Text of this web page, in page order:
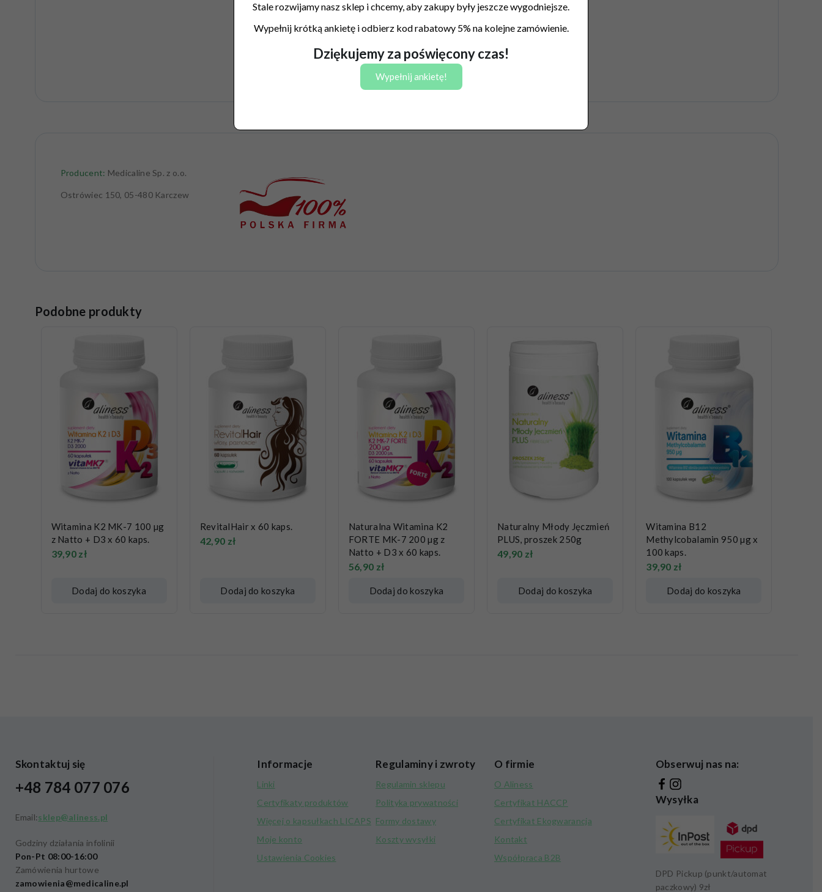
Producent: Medicaline Sp. z o.o.
Ostrówiec 150, 05-480 Karczew
Podobne produkty
Witamina K2 MK-7 100 µg
z Natto + D3 x 60 kaps.
39,90 zł
Dodaj do koszyka
RevitalHair x 60 kaps.
42,90 zł
Dodaj do koszyka
Naturalna Witamina K2
FORTE MK-7 200 µg z
Natto + D3 x 60 kaps.
56,90 zł
Dodaj do koszyka
Naturalny Młody Jęczmień
PLUS, proszek 250g
49,90 zł
Dodaj do koszyka
Witamina B12
Methylcobalamin 950 µg x
100 kaps.
39,90 zł
Dodaj do koszyka
Skontaktuj się
+48 784 077 076
Email:sklep@aliness.pl
Godziny działania infolinii
Pon-Pt 08:00-16:00
Zamówienia hurtowe
zamowienia@medicaline.pl
Informacje
Linki
Certyfikaty produktów
Więcej o kapsułkach LICAPS
Moje konto
Ustawienia Cookies
Regulaminy i zwroty
Regulamin sklepu
Polityka prywatności
Formy dostawy
Koszty wysyłki
O firmie
O Aliness
Certyfikat HACCP
Certyfikat Ekogwarancja
Kontakt
Współpraca B2B
Obserwuj nas na:
Wysyłka
DPD Pickup (punkt/automat
paczkowy) 9zł
Stale rozwijamy nasz sklep i chcemy, aby zakupy były jeszcze wygodniejsze.
Wypełnij krótką ankietę i odbierz kod rabatowy 5% na kolejne zamówienie.
Dziękujemy za poświęcony czas!
Wypełnij ankietę!